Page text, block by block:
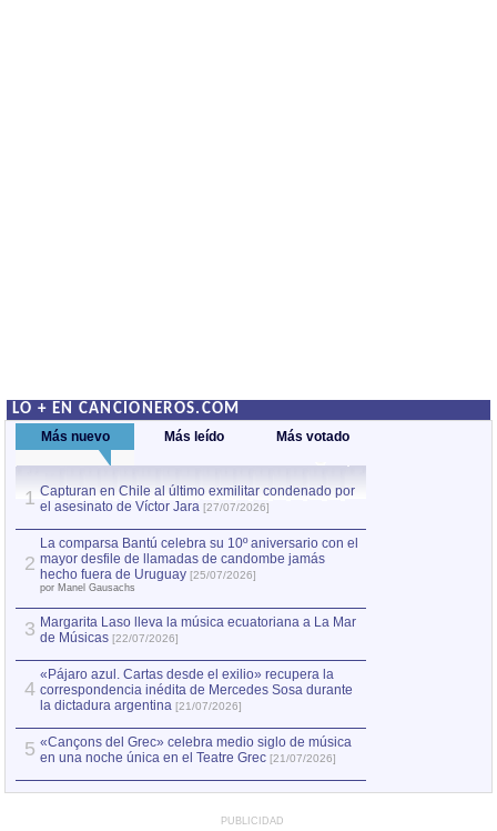
LO + EN CANCIONEROS.COM
Más nuevo Más leído Más votado
1 Capturan en Chile al último exmilitar condenado por
el asesinato de Víctor Jara [27/07/2026]
2
La comparsa Bantú celebra su 10º aniversario con el
mayor desfile de llamadas de candombe jamás
hecho fuera de Uruguay [25/07/2026]
por Manel Gausachs
3 Margarita Laso lleva la música ecuatoriana a La Mar
de Músicas [22/07/2026]
4
«Pájaro azul. Cartas desde el exilio» recupera la
correspondencia inédita de Mercedes Sosa durante
la dictadura argentina [21/07/2026]
5 «Cançons del Grec» celebra medio siglo de música
en una noche única en el Teatre Grec [21/07/2026]
PUBLICIDAD